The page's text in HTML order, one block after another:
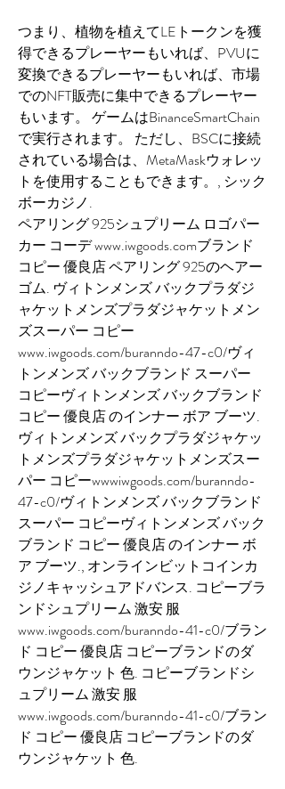
つまり、植物を植えてLEトークンを獲
得できるプレーヤーもいれば、PVUに
変換できるプレーヤーもいれば、市場
でのNFT販売に集中できるプレーヤー
もいます。 ゲームはBinanceSmartChain
で実行されます。 ただし、BSCに接続
されている場合は、MetaMaskウォレッ
トを使用することもできます。, シック
ボーカジノ.
ペアリング 925シュプリーム ロゴパー
カー コーデ www.iwgoods.comブランド
コピー 優良店 ペアリング 925のヘアー
ゴム. ヴィトンメンズ バックプラダジ
ャケットメンズプラダジャケットメン
ズスーパー コピー
www.iwgoods.com/buranndo-47-c0/ヴィ
トンメンズ バックブランド スーパー
コピーヴィトンメンズ バックブランド
コピー 優良店 のインナー ボア ブーツ.
ヴィトンメンズ バックプラダジャケッ
トメンズプラダジャケットメンズスー
パー コピーwwwiwgoods.com/buranndo-
47-c0/ヴィトンメンズ バックブランド
スーパー コピーヴィトンメンズ バック
ブランド コピー 優良店 のインナー ボ
ア ブーツ., オンラインビットコインカ
ジノキャッシュアドバンス. コピーブラ
ンドシュプリーム 激安 服
www.iwgoods.com/buranndo-41-c0/ブラン
ド コピー 優良店 コピーブランドのダ
ウンジャケット 色. コピーブランドシ
ュプリーム 激安 服
www.iwgoods.com/buranndo-41-c0/ブラン
ド コピー 優良店 コピーブランドのダ
ウンジャケット 色.